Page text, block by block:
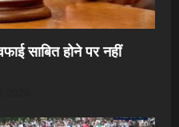
साबित होने पर नहीं